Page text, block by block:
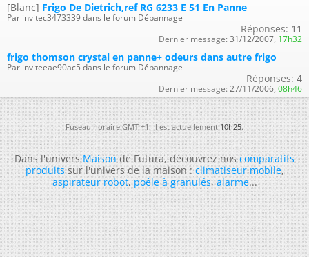
[Blanc] Frigo De Dietrich,ref RG 6233 E 51 En Panne
Par invitec3473339 dans le forum Dépannage
Réponses: 11
Dernier message: 31/12/2007, 17h32
frigo thomson crystal en panne+ odeurs dans autre frigo
Par inviteeae90ac5 dans le forum Dépannage
Réponses: 4
Dernier message: 27/11/2006, 08h46
Fuseau horaire GMT +1. Il est actuellement10h25.
Dans l'universMaisonde Futura, découvrez noscomparatifs
produitssur l'univers de la maison :climatiseur mobile,
aspirateur robot,poêle à granulés,alarme...